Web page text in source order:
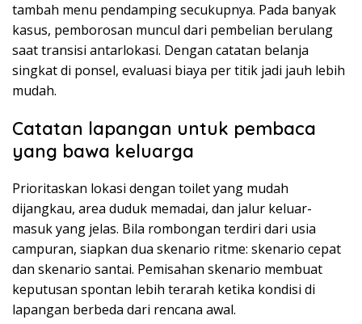
tambah menu pendamping secukupnya. Pada banyak
kasus, pemborosan muncul dari pembelian berulang
saat transisi antarlokasi. Dengan catatan belanja
singkat di ponsel, evaluasi biaya per titik jadi jauh lebih
mudah.
Catatan lapangan untuk pembaca
yang bawa keluarga
Prioritaskan lokasi dengan toilet yang mudah
dijangkau, area duduk memadai, dan jalur keluar-
masuk yang jelas. Bila rombongan terdiri dari usia
campuran, siapkan dua skenario ritme: skenario cepat
dan skenario santai. Pemisahan skenario membuat
keputusan spontan lebih terarah ketika kondisi di
lapangan berbeda dari rencana awal.